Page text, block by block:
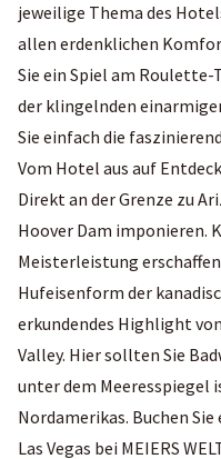
jeweilige Thema des
allen erdenklichen
Sie ein Spiel am Roulette-
der klingelnden
Sie einfach die
Vom Hotel aus auf
Direkt an der Grenze zu
Hoover Dam imponieren.
Meisterleistung
Hufeisenform der
erkundendes Highlight
Valley. Hier sollten Sie
unter dem Meeresspiegel
Nordamerikas. Buchen
Las Vegas bei MEIERS